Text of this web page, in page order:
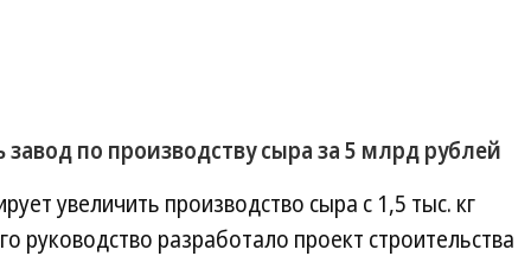
по производству сыра за 5 млрд рублей
увеличить производство сыра с 1,5 тыс. кг
руководство разработало проект строительства